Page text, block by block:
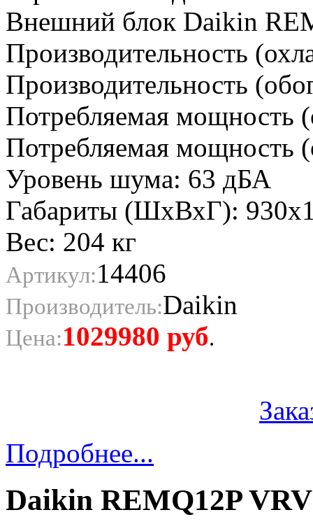
Внешний блок Daikin
Производительность
Производительность
Потребляемая мощность
Потребляемая мощность
Уровень шума: 63 дБА
Габариты (ШхВхГ):
Вес: 204 кг
Артикул:14406
Производитель:Daikin
Цена:1029980 руб.
Подробнее...
Daikin REMQ12P